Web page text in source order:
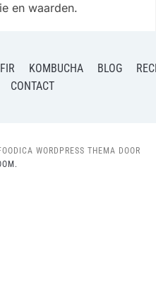
en waarden.
KOMBUCHA BLOG
CONTACT
WORDPRESS THEMA DOOR